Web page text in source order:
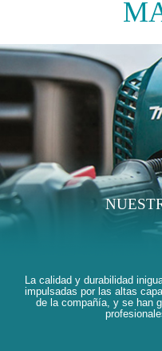
La calidad y durabilidad
impulsadas por las altas
de la compañía, y se han